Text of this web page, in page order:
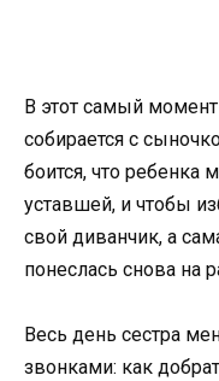
В этот самый момент
собирается с
боится, что ребенка
уставшей, и чтобы
свой диванчик, а
понеслась снова на
Весь день сестра
звонками: как